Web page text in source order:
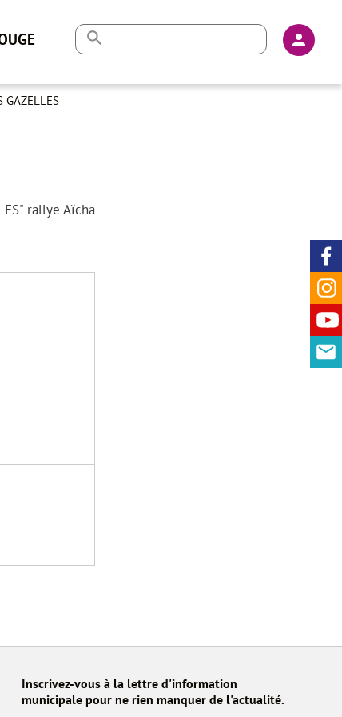
En-
GAZELLES
rallye Aïcha
Inscrivez-vous à la lettre d'information
municipale pour ne rien manquer de l'actualité.